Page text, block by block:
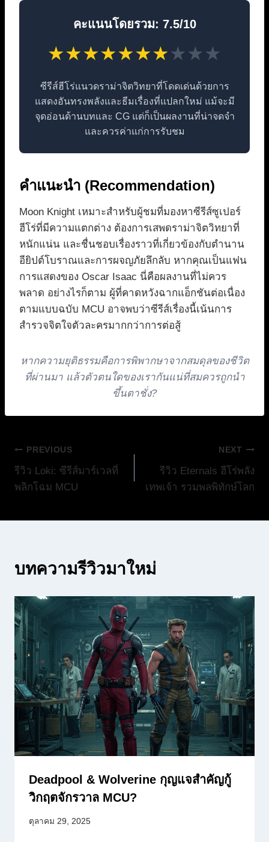
คะแนนโดยรวม: 7.5/10
★★★★★★★★★★
ซีรีส์ฮีโร่แนวดราม่าจิตวิทยาที่โดดเด่นด้วยการ
แสดงอันทรงพลังและธีมเรื่องที่แปลกใหม่ แม้จะมี
จุดอ่อนด้านบทและ CG แต่ก็เป็นผลงานที่น่าจดจำ
และควรค่าแก่การรับชม
คำแนะนำ (Recommendation)
Moon Knight เหมาะสำหรับผู้ชมที่มองหาซีรีส์ซูเปอร์
ฮีโร่ที่มีความแตกต่าง ต้องการเสพดราม่าจิตวิทยาที่
หนักแน่น และชื่นชอบเรื่องราวที่เกี่ยวข้องกับตำนาน
อียิปต์โบราณและการผจญภัยลึกลับ หากคุณเป็นแฟน
การแสดงของ Oscar Isaac นี่คือผลงานที่ไม่ควร
พลาด อย่างไรก็ตาม ผู้ที่คาดหวังฉากแอ็กชันต่อเนื่อง
ตามแบบฉบับ MCU อาจพบว่าซีรีส์เรื่องนี้เน้นการ
สำรวจจิตใจตัวละครมากกว่าการต่อสู้
หากความยุติธรรมคือการพิพากษาจากสมดุลของชีวิต
ที่ผ่านมา แล้วตัวตนใดของเรากันแน่ที่สมควรถูกนำ
ขึ้นตาชั่ง?
แนะแนว
เรื่อง
PREVIOUS
รีวิว Loki: ซีรีส์มาร์เวลที่
พลิกโฉม MCU
NEXT
รีวิว Eternals ฮีโร่พลัง
เทพเจ้า รวมพลพิทักษ์โลก
บทความรีวิวมาใหม่
Deadpool & Wolverine กุญแจสำคัญกู้
วิกฤตจักรวาล MCU?
ตุลาคม 29, 2025